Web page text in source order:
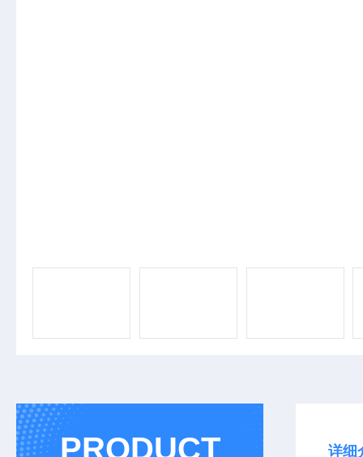
PRODUCT 详细